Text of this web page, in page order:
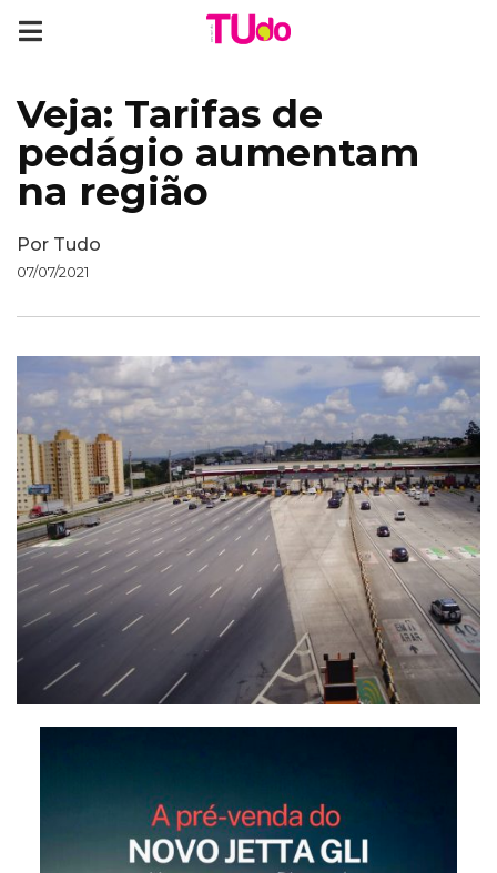
Veja: Tarifas de
pedágio aumentam
na região
Por Tudo
07/07/2021